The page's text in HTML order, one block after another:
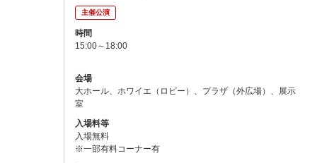
主催公演
時間
15:00～18:00
会場
大ホール、ホワイエ（ロビー）、プラザ（外広場）、展示
室
入場料等
入場無料
※一部有料コーナー有